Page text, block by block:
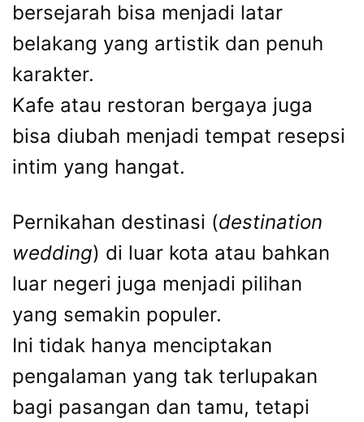
bersejarah bisa menjadi latar
belakang yang artistik dan penuh
karakter.
Kafe atau restoran bergaya juga
bisa diubah menjadi tempat resepsi
intim yang hangat.
Pernikahan destinasi (destination
wedding) di luar kota atau bahkan
luar negeri juga menjadi pilihan
yang semakin populer.
Ini tidak hanya menciptakan
pengalaman yang tak terlupakan
bagi pasangan dan tamu, tetapi